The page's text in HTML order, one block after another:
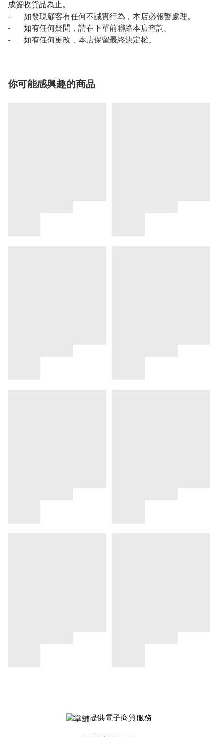
成簽收貨品為止。
- 如發現顧客有任何不誠實行為，本店必報警處理。
- 如有任何疑問，請在下單前聯絡本店查詢。
- 如有任何更改，本店保留最終決定權。
你可能感興趣的商品
提供電子商貿服務